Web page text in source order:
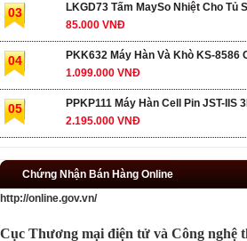
03
LKGD73 Tấm MaySo Nhiệt Cho Tủ
85.000 VNĐ
04
PKK632 Máy Hàn Và Khò KS-8586
1.099.000 VNĐ
05
PPKP111 Máy Hàn Cell Pin JST-IIS
2.195.000 VNĐ
Chứng Nhận Bán Hàng Online
http://online.gov.vn/
Cục Thương mại điện tử và Công nghệ